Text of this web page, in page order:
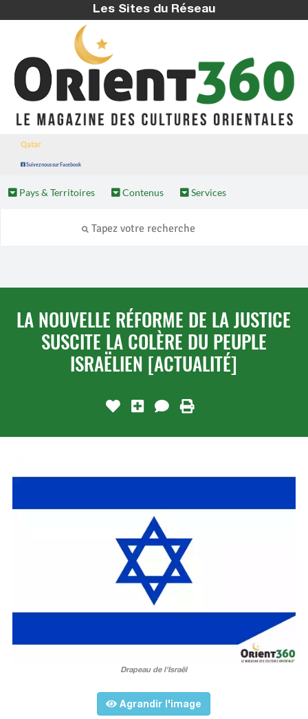
Les Sites du Réseau
Qatar
Suivez nous sur Facebook
Pays & Territoires Contenus Services
LA NOUVELLE RÉFORME DE LA JUSTICE
SUSCITE LA COLÈRE DU PEUPLE
ISRAËLIEN [ACTUALITÉ]
Drapeau de l'Israël
Agrandir l'image